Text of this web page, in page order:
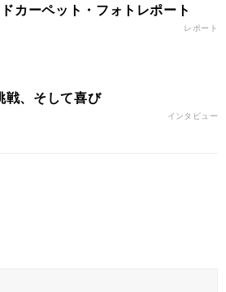
カーペット・フォトレポート
レポート
戦、そして喜び
インタビュー